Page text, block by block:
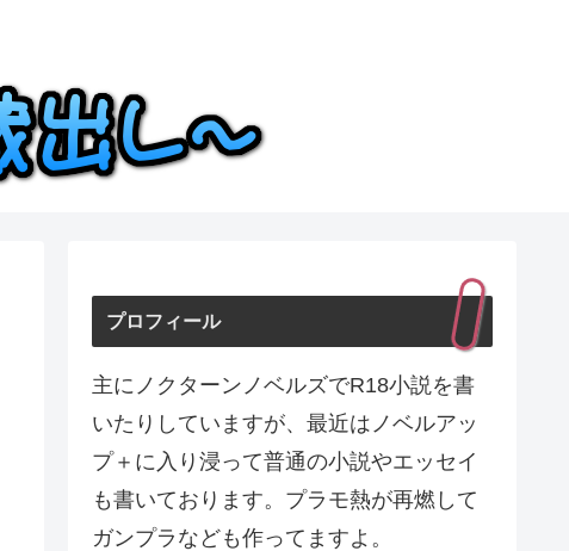
プロフィール
主にノクターンノベルズでR18小説を書
いたりしていますが、最近はノベルアッ
プ＋に入り浸って普通の小説やエッセイ
も書いております。プラモ熱が再燃して
ガンプラなども作ってますよ。